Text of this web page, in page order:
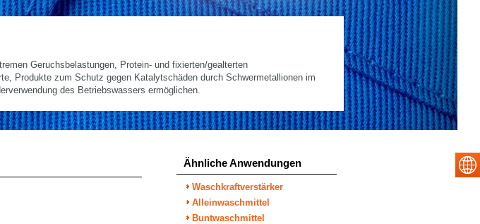
Geruchsbelastungen, Protein- und fixierten/gealterten
Produkte zum Schutz gegen Katalytschäden durch Schwermetallionen im
des Betriebswassers ermöglichen.
Ähnliche Anwendungen
Waschkraftverstärker
Alleinwaschmittel
Buntwaschmittel